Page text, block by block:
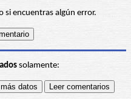
si encuentras algún error.
solamente: